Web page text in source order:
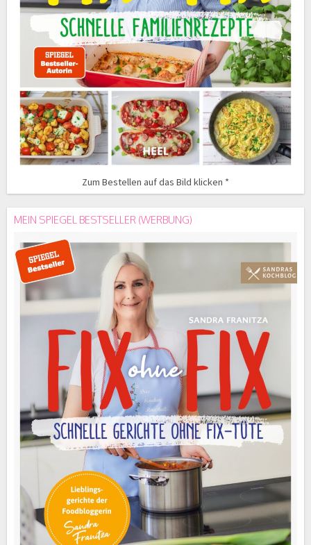
Zum Bestellen auf das Bild klicken *
MEIN SPIEGEL BESTSELLER (WERBUNG)